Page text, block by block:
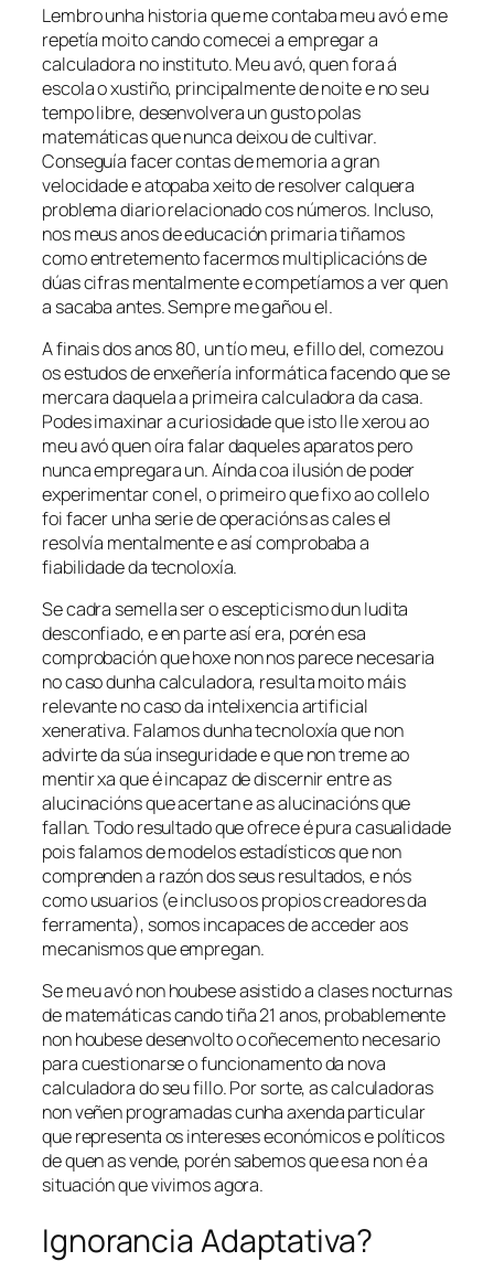
Lembro unha historia que me contaba meu avó e me
repetía moito cando comecei a empregar a
calculadora no instituto. Meu avó, quen fora á
escola o xustiño, principalmente de noite e no seu
tempo libre, desenvolvera un gusto polas
matemáticas que nunca deixou de cultivar.
Conseguía facer contas de memoria a gran
velocidade e atopaba xeito de resolver calquera
problema diario relacionado cos números. Incluso,
nos meus anos de educación primaria tiñamos
como entretemento facermos multiplicacións de
dúas cifras mentalmente e competíamos a ver quen
a sacaba antes. Sempre me gañou el.
A finais dos anos 80, un tío meu, e fillo del, comezou
os estudos de enxeñería informática facendo que se
mercara daquela a primeira calculadora da casa.
Podes imaxinar a curiosidade que isto lle xerou ao
meu avó quen oíra falar daqueles aparatos pero
nunca empregara un. Aínda coa ilusión de poder
experimentar con el, o primeiro que fixo ao collelo
foi facer unha serie de operacións as cales el
resolvía mentalmente e así comprobaba a
fiabilidade da tecnoloxía.
Se cadra semella ser o escepticismo dun ludita
desconfiado, e en parte así era, porén esa
comprobación que hoxe non nos parece necesaria
no caso dunha calculadora, resulta moito máis
relevante no caso da intelixencia artificial
xenerativa. Falamos dunha tecnoloxía que non
advirte da súa inseguridade e que non treme ao
mentir xa que é incapaz de discernir entre as
alucinacións que acertan e as alucinacións que
fallan. Todo resultado que ofrece é pura casualidade
pois falamos de modelos estadísticos que non
comprenden a razón dos seus resultados, e nós
como usuarios (e incluso os propios creadores da
ferramenta), somos incapaces de acceder aos
mecanismos que empregan.
Se meu avó non houbese asistido a clases nocturnas
de matemáticas cando tiña 21 anos, probablemente
non houbese desenvolto o coñecemento necesario
para cuestionarse o funcionamento da nova
calculadora do seu fillo. Por sorte, as calculadoras
non veñen programadas cunha axenda particular
que representa os intereses económicos e políticos
de quen as vende, porén sabemos que esa non é a
situación que vivimos agora.
Ignorancia Adaptativa?